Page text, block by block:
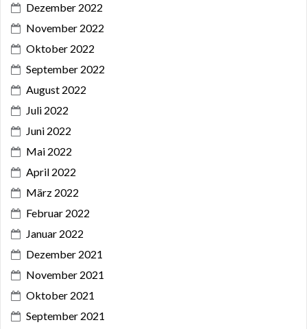
Dezember 2022
November 2022
Oktober 2022
September 2022
August 2022
Juli 2022
Juni 2022
Mai 2022
April 2022
März 2022
Februar 2022
Januar 2022
Dezember 2021
November 2021
Oktober 2021
September 2021